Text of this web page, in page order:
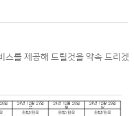
스를 제공해 드릴것을 약속 드리겠